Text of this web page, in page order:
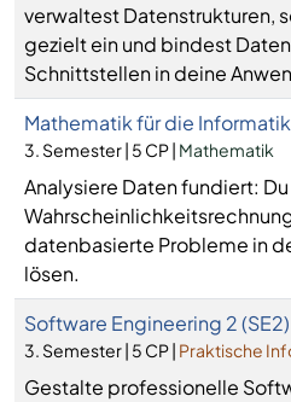
verwaltest Datenstrukturen,
gezielt ein und bindest
Schnittstellen in deine
Mathematik für die Informatik
3. Semester | 5 CP | Mathematik
Analysiere Daten fundiert:
datenbasierte Probleme in
lösen.
Software Engineering 2 (SE2)
3. Semester | 5 CP | Praktische
Gestalte professionelle